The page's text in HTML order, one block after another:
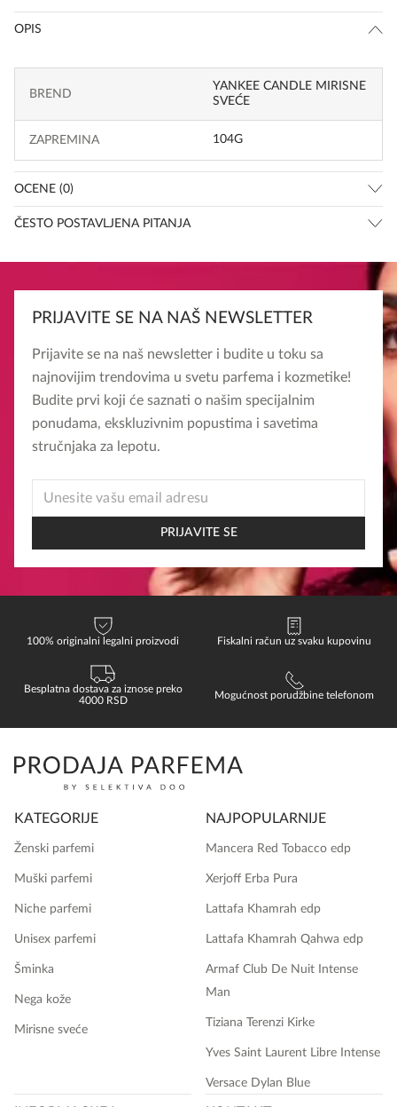
OPIS
BREND
YANKEE CANDLE MIRISNE
SVEĆE
ZAPREMINA 104G
OCENE (0)
ČESTO POSTAVLJENA PITANJA
PRIJAVITE SE NA NAŠ NEWSLETTER
Prijavite se na naš newsletter i budite u toku sa
najnovijim trendovima u svetu parfema i kozmetike!
Budite prvi koji će saznati o našim specijalnim
ponudama, ekskluzivnim popustima i savetima
stručnjaka za lepotu.
PRIJAVITE SE
100% originalni legalni proizvodi Fiskalni račun uz svaku kupovinu
Besplatna dostava za iznose preko
4000 RSD
Mogućnost porudžbine telefonom
KATEGORIJE
Ženski parfemi
Muški parfemi
Niche parfemi
Unisex parfemi
Šminka
Nega kože
Mirisne sveće
NAJPOPULARNIJE
Mancera Red Tobacco edp
Xerjoff Erba Pura
Lattafa Khamrah edp
Lattafa Khamrah Qahwa edp
Armaf Club De Nuit Intense
Man
Tiziana Terenzi Kirke
Yves Saint Laurent Libre Intense
Versace Dylan Blue